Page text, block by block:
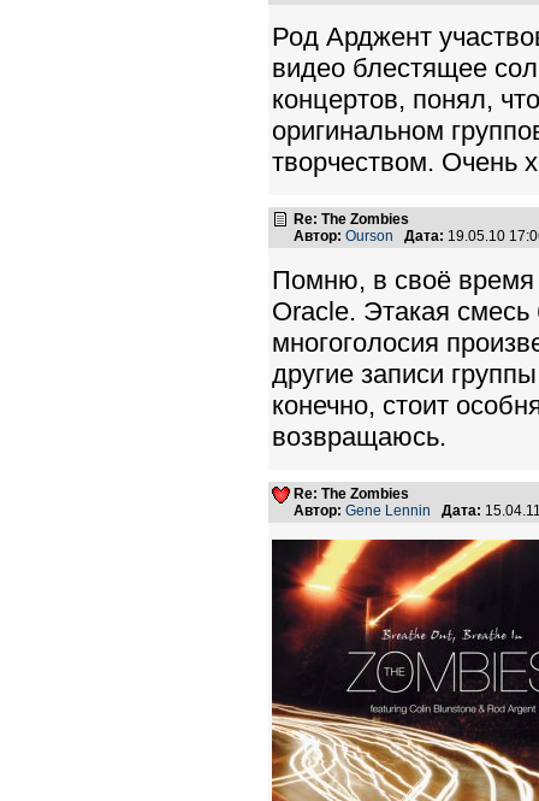
Род Арджент
видео блестящее
концертов, понял,
оригинальном
творчеством. Очень
Re: The Zombies
Автор: Ourson Дата: 19.05.10
Помню, в своё время
Oracle. Этакая смесь
многоголосия
другие записи
конечно, стоит
возвращаюсь.
Re: The Zombies
Автор: Gene Lennin Дата: